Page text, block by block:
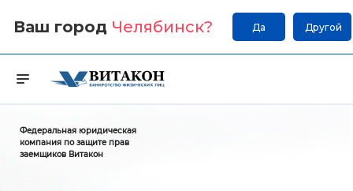
Ваш город Челябинск? Да Другой
Федеральная юридическая
компания по защите прав
заемщиков Витакон